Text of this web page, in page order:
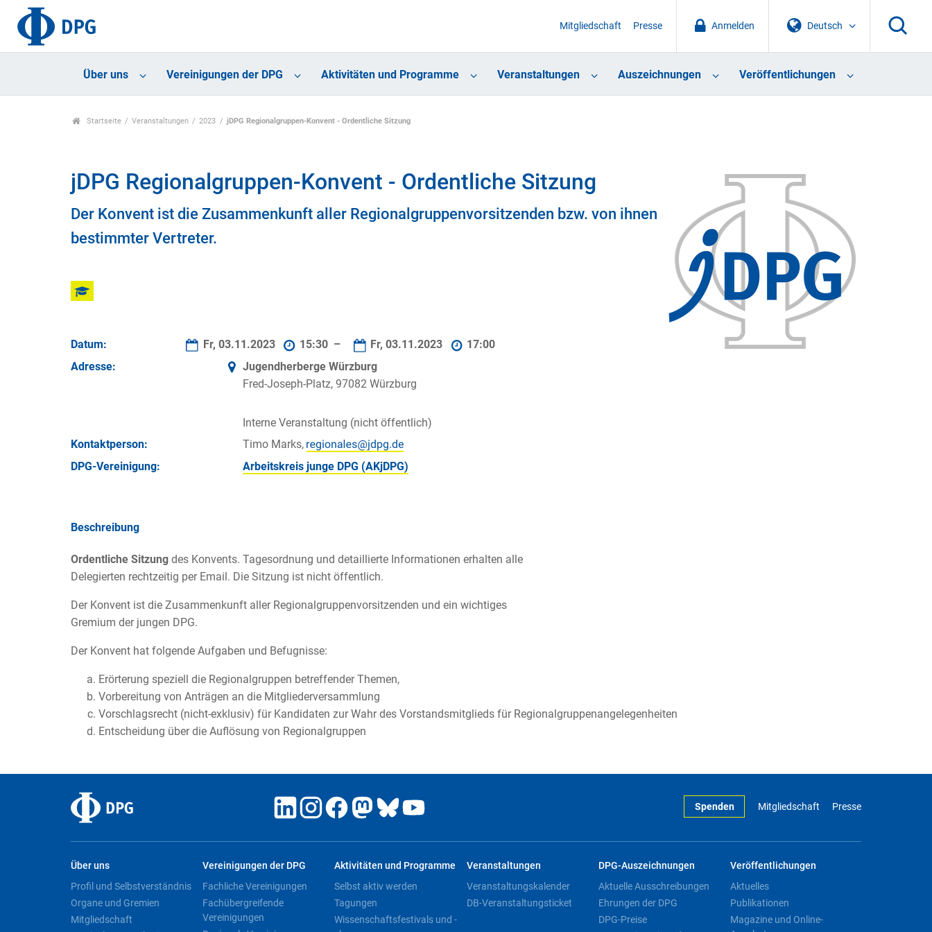
Deutsch
Anmelden
Mitgliedschaft Presse
Über uns Vereinigungen der DPG Aktivitäten und Programme Veranstaltungen Auszeichnungen Veröffentlichungen
Startseite Veranstaltungen 2023 jDPG Regionalgruppen-Konvent - Ordentliche Sitzung
jDPG Regionalgruppen-Konvent - Ordentliche Sitzung
Der Konvent ist die Zusammenkunft aller Regionalgruppenvorsitzenden bzw. von ihnen
bestimmter Vertreter.
Datum: Fr, 03.11.2023 15:30 – Fr, 03.11.2023
17:00
Adresse:
Jugendherberge Würzburg
Fred-Joseph-Platz, 97082 Würzburg
Interne Veranstaltung (nicht öffentlich)
Kontakt­person:
Timo Marks,
DPG-Vereinigung:
Arbeitskreis junge DPG (AKjDPG)
Beschreibung
Ordentliche Sitzung des Konvents. Tagesordnung und detaillierte Informationen erhalten alle
Delegierten rechtzeitig per Email. Die Sitzung ist nicht öffentlich.
Der Konvent ist die Zusammenkunft aller Regionalgruppenvorsitzenden und ein wichtiges
Gremium der jungen DPG.
Der Konvent hat folgende Aufgaben und Befugnisse:
Erörterung speziell die Regionalgruppen betreffender Themen,
Vorbereitung von Anträgen an die Mitgliederversammlung
Vorschlagsrecht (nicht-exklusiv) für Kandidaten zur Wahr des Vorstandsmitglieds für Regionalgruppenangelegenheiten
Entscheidung über die Auflösung von Regionalgruppen
Spenden Mitgliedschaft Presse
Über uns
Profil und Selbstverständnis
Organe und Gremien
Mitgliedschaft
Vereinigungen der DPG
Fachliche Vereinigungen
Fachübergreifende
Vereinigungen
Aktivitäten und Programme
Selbst aktiv werden
Tagungen
Wissenschaftsfestivals und -
Veranstaltungen
Veranstaltungskalender
DB-Veranstaltungsticket
DPG-Auszeichnungen
Aktuelle Ausschreibungen
Ehrungen der DPG
DPG-Preise
Veröffentlichungen
Aktuelles
Publikationen
Magazine und Online-